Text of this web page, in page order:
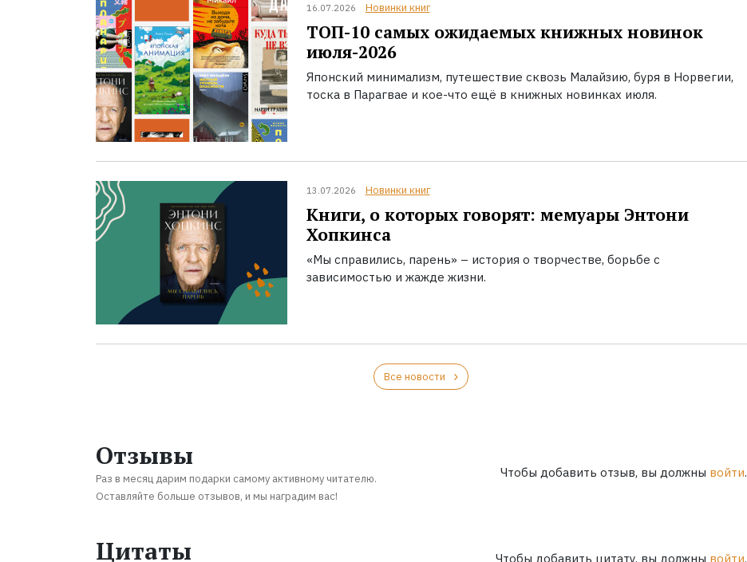
16.07.2026 Новинки книг
ТОП-10 самых ожидаемых книжных новинок
июля-2026
Японский минимализм, путешествие сквозь Малайзию, буря в Норвегии,
тоска в Парагвае и кое-что ещё в книжных новинках июля.
13.07.2026 Новинки книг
Книги, о которых говорят: мемуары Энтони
Хопкинса
«Мы справились, парень» – история о творчестве, борьбе с
зависимостью и жажде жизни.
Все новости
Отзывы
Раз в месяц дарим подарки самому активному читателю.
Оставляйте больше отзывов, и мы наградим вас!
Чтобы добавить отзыв, вы должны войти.
Цитаты Чтобы добавить цитату, вы должны войти.